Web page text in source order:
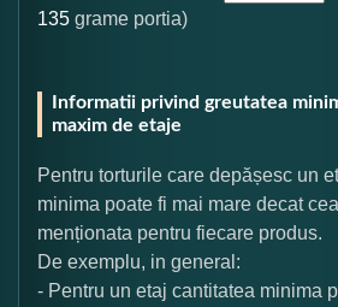
135 grame portia)
Informatii privind greutatea
maxim de etaje
Pentru torturile care depășesc un
minima poate fi mai mare decat
menționata pentru fiecare produs.
De exemplu, in general:
- Pentru un etaj cantitatea minima